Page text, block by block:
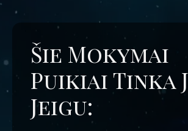
Šie Mokymai
Puikiai Tinka
Jeigu: